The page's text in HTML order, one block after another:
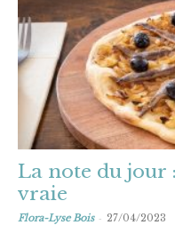
La note du jour
vraie
Flora-Lyse Bois - 27/04/2023